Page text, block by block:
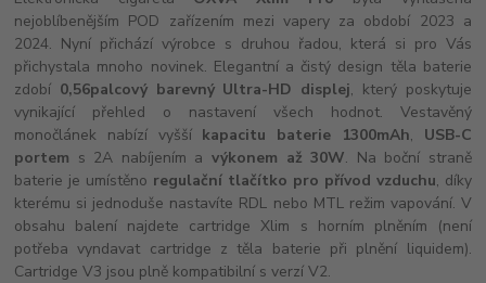
nejoblíbenějším POD zařízením mezi vapery za období 2023 a
2024. Nyní přichází výrobce s druhou řadou, která si pro Vás
přichystala mnoho novinek. Elegantní a čistý design těla baterie
zdobí 0,56palcový barevný Ultra-HD displej, který poskytuje
vynikající přehled o nastavení všech hodnot. Vestavěný
monočlánek nabízí vyšší kapacitu baterie 1300mAh, USB-C
portem s 2A nabíjením a výkonem až 30W. Na boční straně
baterie je umístěno regulační tlačítko pro přívod vzduchu, díky
kterému si jednoduše nastavíte RDL nebo MTL režim vapování. V
obsahu balení najdete cartridge Xlim s horním plněním (není
potřeba vyndavat cartridge z těla baterie při plnění liquidem).
Cartridge V3 jsou plně kompatibilní s verzí V2.